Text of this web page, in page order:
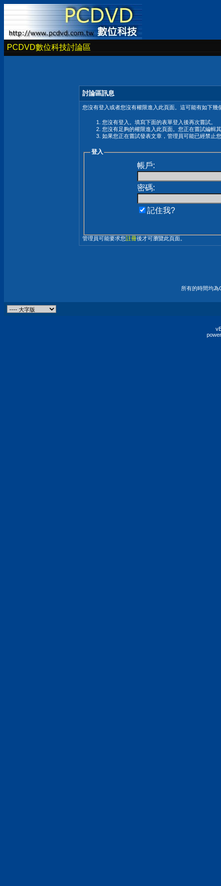
PCDVD數位科技討論區
討論區訊息
您沒有登入或者您沒有權限進入此頁面。這可能有如下幾
您沒有登入。填寫下面的表單登入後再次嘗試。
您沒有足夠的權限進入此頁面。您正在嘗試編輯
如果您正在嘗試發表文章，管理員可能已經禁止
登入
帳戶:
密碼:
記住我?
管理員可能要求您註冊後才可瀏覽此頁面。
所有的時間均為